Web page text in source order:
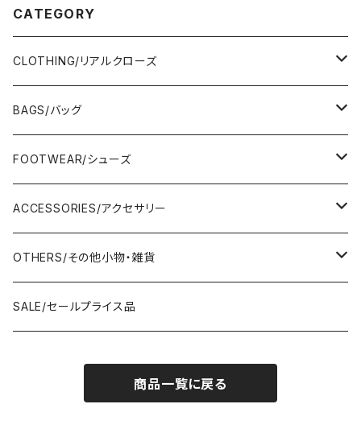
CATEGORY
CLOTHING/リアルクローズ
TOPS/トップス
Adonisis/アドニシス
AMERICANA/アメリカーナ
BOTOMS/ボトム
Adonisis/アドニシス
amherst/アムハースト
FANTASTICDAYS/ファンタステックデイズ
ONE-PIECE/ワンピース
anana/アナナ
J.Sloane/ジェイスロアン
OUTER/アウター
anana/アナナ
BAGS/バッグ
HAND BAG/ハンドバッグ
mononogu/もののぐ
IMPORT/インポート
SHOULDER BAG/ショルダーバッグ
mononogu/もののぐ
IMPORT/インポート
TOTE BAG/トートバッグ
mononogu/もののぐ
OTHERS/その他
IMPORT/インポート
FOOTWEAR/シューズ
PUMPS/パンプス
コツコツ
IMPORT/インポート
SANDAL/サンダル
コツコツ
BOOTS/ブーツ
IMPORT/インポート
2STAR/ツースター
OTHERS/その他
ACCESSORIES/アクセサリー
EARRINGS/イヤリング
RING/指輪
NECKLACE/ネックレス
OTHERS/その他小物・雑貨
BELT/ベルト
WALLET/財布
SALE/セールプライス品
商品一覧に戻る